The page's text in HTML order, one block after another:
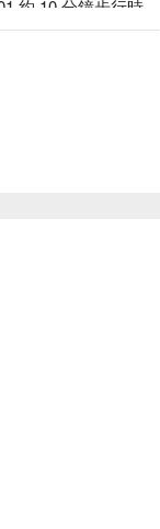
約 10 分鐘步行時
最高的超值享受！
匯普樂室行旅信義